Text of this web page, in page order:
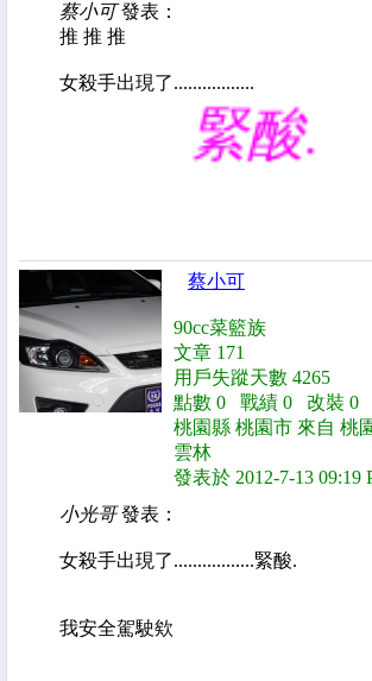
蔡小可發表：
推 推 推
女殺手出現了.................
緊酸.
蔡小可
90cc菜籃族
文章 171
用戶失蹤天數 4265
點數 0 戰績 0 改裝 0
桃園縣 桃園市 來自 桃
雲林
發表於 2012-7-13 09:19
小光哥發表：
女殺手出現了.................緊酸.
我安全駕駛欸